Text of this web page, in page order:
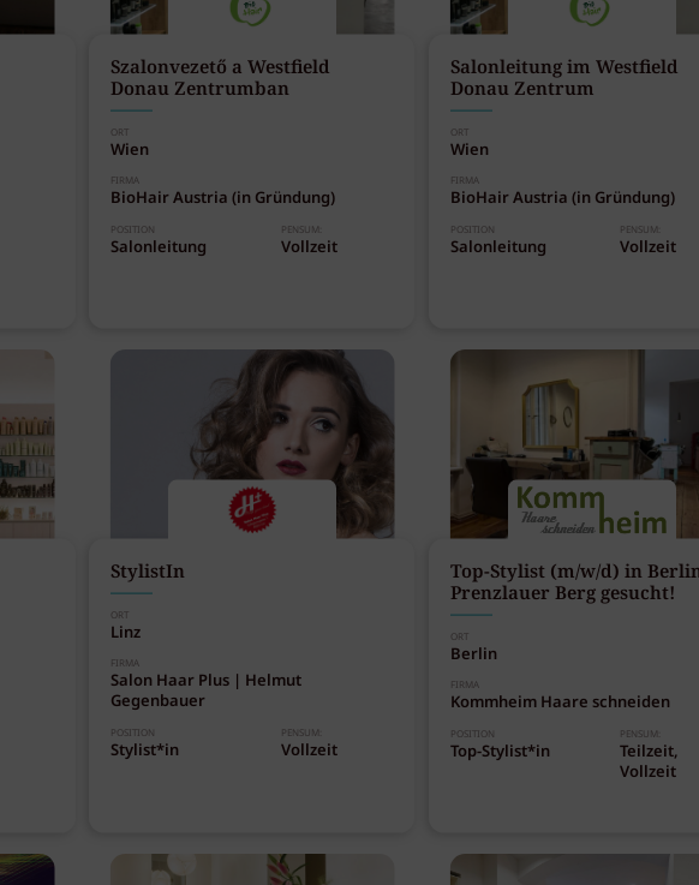
Szalonvezető a Westfield
Donau Zentrumban
ORT
Wien
FIRMA
BioHair Austria (in Gründung)
POSITION
Salonleitung
PENSUM:
Vollzeit
Salonleitung im Westfield
Donau Zentrum
ORT
Wien
FIRMA
BioHair Austria (in Gründung)
POSITION
Salonleitung
PENSUM:
Vollzeit
StylistIn
ORT
Linz
FIRMA
Salon Haar Plus | Helmut
Gegenbauer
POSITION
Stylist*in
PENSUM:
Vollzeit
Top-Stylist (m/w/d) in
Prenzlauer Berg gesucht!
ORT
Berlin
FIRMA
Kommheim Haare schneiden
POSITION
Top-Stylist*in
PENSUM:
Teilzeit,
Vollzeit